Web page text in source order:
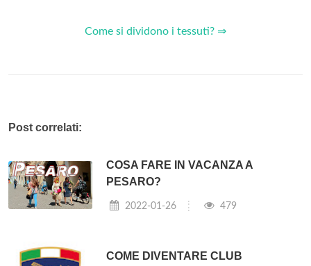
Come si dividono i tessuti? ⇒
Post correlati:
COSA FARE IN VACANZA A
PESARO?
2022-01-26 479
COME DIVENTARE CLUB